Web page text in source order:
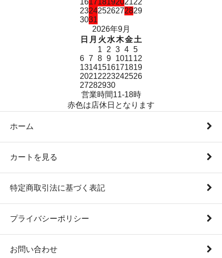
16171819202122
23242526272829
3031
2026年9月
日 月 火 水木金土
1
2 3 4 5
6 7 8 9 101112
13141516171819
20212223242526
27282930
営業時間11-18時
赤色は店休日となります
ホーム
カートを見る
特定商取引法に基づく表記
プライバシーポリシー
お問い合わせ